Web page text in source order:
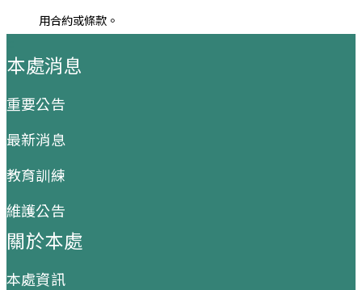
用合約或條款。
本處消息
重要公告
最新消息
教育訓練
維護公告
關於本處
本處資訊